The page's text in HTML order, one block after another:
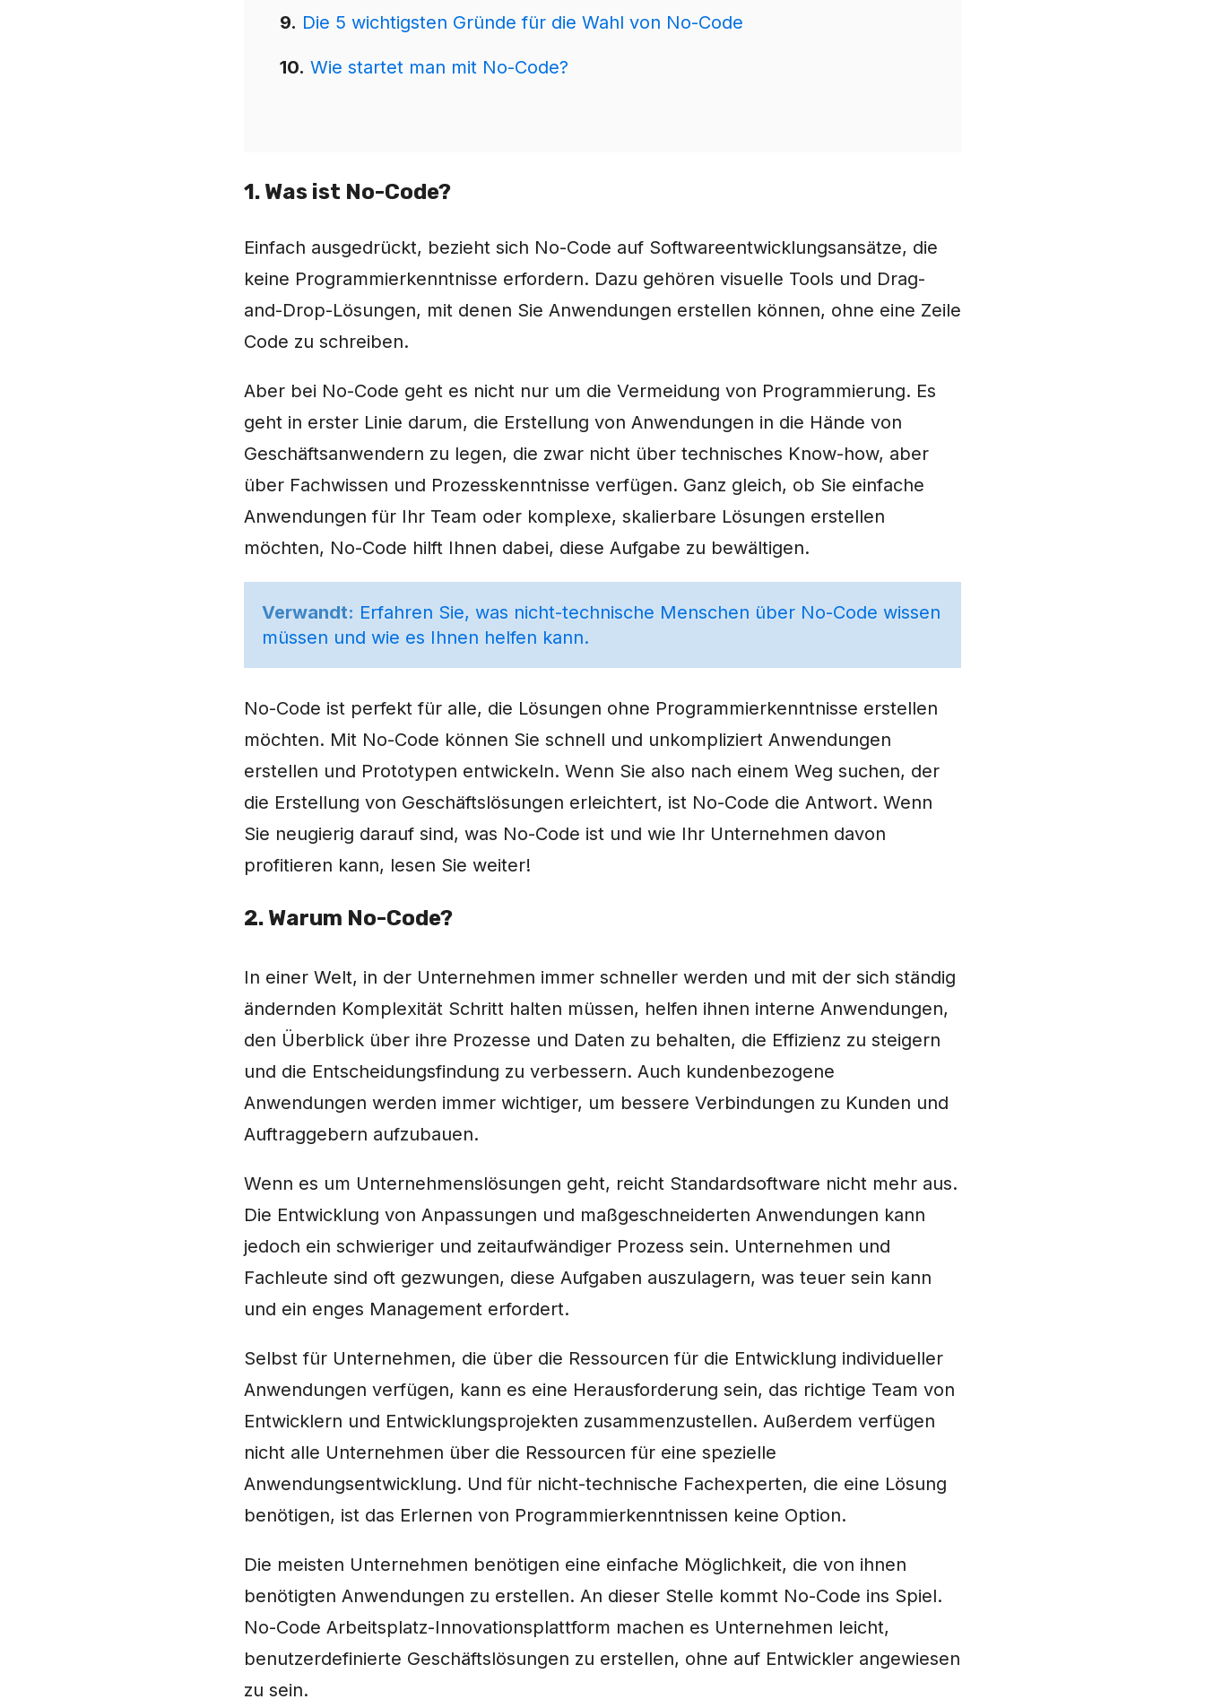
9. Die 5 wichtigsten Gründe für die Wahl von No-Code
10. Wie startet man mit No-Code?
1. Was ist No-Code?
Einfach ausgedrückt, bezieht sich No-Code auf Softwareentwicklungsansätze, die
keine Programmierkenntnisse erfordern. Dazu gehören visuelle Tools und Drag-
and-Drop-Lösungen, mit denen Sie Anwendungen erstellen können, ohne eine Zeile
Code zu schreiben.
Aber bei No-Code geht es nicht nur um die Vermeidung von Programmierung. Es
geht in erster Linie darum, die Erstellung von Anwendungen in die Hände von
Geschäftsanwendern zu legen, die zwar nicht über technisches Know-how, aber
über Fachwissen und Prozesskenntnisse verfügen. Ganz gleich, ob Sie einfache
Anwendungen für Ihr Team oder komplexe, skalierbare Lösungen erstellen
möchten, No-Code hilft Ihnen dabei, diese Aufgabe zu bewältigen.
Verwandt: Erfahren Sie, was nicht-technische Menschen über No-Code wissen
müssen und wie es Ihnen helfen kann.
No-Code ist perfekt für alle, die Lösungen ohne Programmierkenntnisse erstellen
möchten. Mit No-Code können Sie schnell und unkompliziert Anwendungen
erstellen und Prototypen entwickeln. Wenn Sie also nach einem Weg suchen, der
die Erstellung von Geschäftslösungen erleichtert, ist No-Code die Antwort. Wenn
Sie neugierig darauf sind, was No-Code ist und wie Ihr Unternehmen davon
profitieren kann, lesen Sie weiter!
2. Warum No-Code?
In einer Welt, in der Unternehmen immer schneller werden und mit der sich ständig
ändernden Komplexität Schritt halten müssen, helfen ihnen interne Anwendungen,
den Überblick über ihre Prozesse und Daten zu behalten, die Effizienz zu steigern
und die Entscheidungsfindung zu verbessern. Auch kundenbezogene
Anwendungen werden immer wichtiger, um bessere Verbindungen zu Kunden und
Auftraggebern aufzubauen.
Wenn es um Unternehmenslösungen geht, reicht Standardsoftware nicht mehr aus.
Die Entwicklung von Anpassungen und maßgeschneiderten Anwendungen kann
jedoch ein schwieriger und zeitaufwändiger Prozess sein. Unternehmen und
Fachleute sind oft gezwungen, diese Aufgaben auszulagern, was teuer sein kann
und ein enges Management erfordert.
Selbst für Unternehmen, die über die Ressourcen für die Entwicklung individueller
Anwendungen verfügen, kann es eine Herausforderung sein, das richtige Team von
Entwicklern und Entwicklungsprojekten zusammenzustellen. Außerdem verfügen
nicht alle Unternehmen über die Ressourcen für eine spezielle
Anwendungsentwicklung. Und für nicht-technische Fachexperten, die eine Lösung
benötigen, ist das Erlernen von Programmierkenntnissen keine Option.
Die meisten Unternehmen benötigen eine einfache Möglichkeit, die von ihnen
benötigten Anwendungen zu erstellen. An dieser Stelle kommt No-Code ins Spiel.
No-Code Arbeitsplatz-Innovationsplattform machen es Unternehmen leicht,
benutzerdefinierte Geschäftslösungen zu erstellen, ohne auf Entwickler angewiesen
zu sein.